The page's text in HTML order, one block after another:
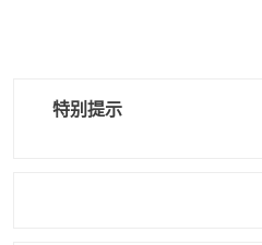
特别提示